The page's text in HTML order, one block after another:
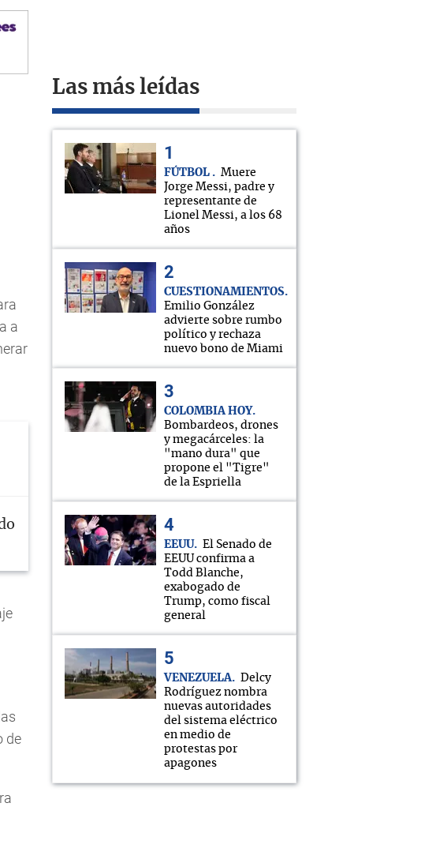
a
de
Las más leídas
FÚTBOL
Muere
Jorge Messi, padre y
representante de
Lionel Messi, a los 68
años
CUESTIONAMIENTOS
Emilio González
advierte sobre rumbo
político y rechaza
nuevo bono de Miami
COLOMBIA HOY
Bombardeos, drones
y megacárceles: la
"mano dura" que
propone el "Tigre"
de la Espriella
EEUU
El Senado de
EEUU confirma a
Todd Blanche,
exabogado de
Trump, como fiscal
general
VENEZUELA
Delcy
Rodríguez nombra
nuevas autoridades
del sistema eléctrico
en medio de
protestas por
apagones